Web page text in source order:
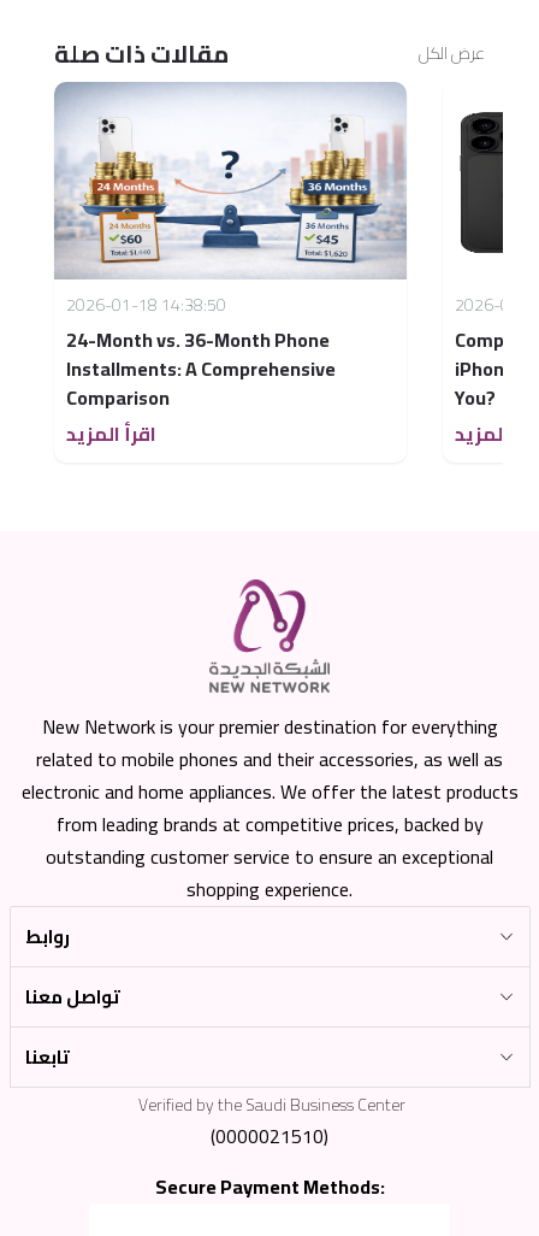
مقالات ذات صلة عرض الكل
2026-01-18 14:38:50
24-Month vs. 36-Month Phone
Installments: A Comprehensive
Comparison
اقرأ المزيد
2026-02-
iPhone
You?
المزيد
New Network is your premier destination for everything
related to mobile phones and their accessories, as well as
electronic and home appliances. We offer the latest products
from leading brands at competitive prices, backed by
outstanding customer service to ensure an exceptional
shopping experience.
روابط
تواصل معنا
تابعنا
Verified by the Saudi Business Center
(0000021510)
Secure Payment Methods: